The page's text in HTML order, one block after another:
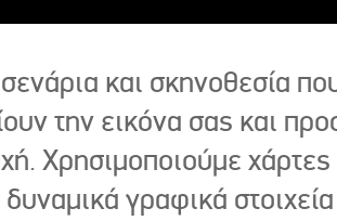
και σκηνοθεσία
την εικόνα σας και
Χρησιμοποιούμε χάρτες
γραφικά στοιχεία